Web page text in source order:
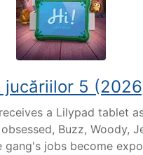
jucăriilor 5
a Lilypad tablet
Buzz, Woody,
gang's jobs become